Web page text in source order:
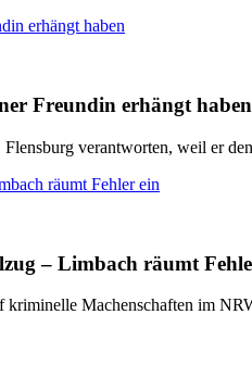
erhängt haben
Freundin erhängt haben
verantworten, weil er
räumt Fehler ein
– Limbach räumt
Machenschaften im